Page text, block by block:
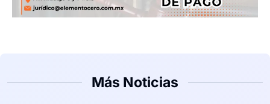
Más Noticias